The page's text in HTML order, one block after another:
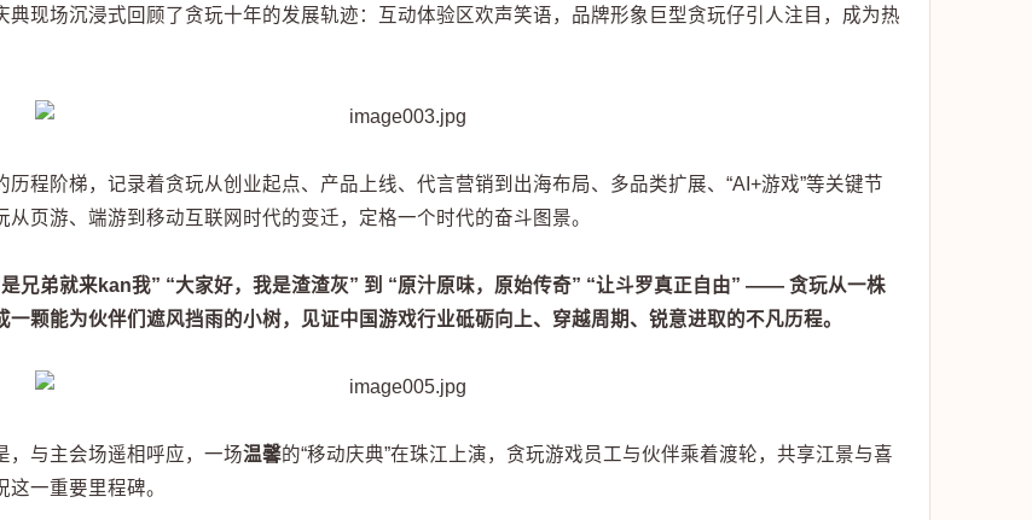
典现场沉浸式回顾了贪玩十年的发展轨迹：互动体验区欢声笑语，品牌形象巨型贪玩仔引人注目，成为热
历程阶梯，记录着贪玩从创业起点、产品上线、代言营销到出海布局、多品类扩展、“AI+游戏”等关键节
从页游、端游到移动互联网时代的变迁，定格一个时代的奋斗图景。
兄弟就来kan我” “大家好，我是渣渣灰” 到 “原汁原味，原始传奇” “让斗罗真正自由” —— 贪玩从一株
一颗能为伙伴们遮风挡雨的小树，见证中国游戏行业砥砺向上、穿越周期、锐意进取的不凡历程。
，与主会场遥相呼应，一场温馨的“移动庆典”在珠江上演，贪玩游戏员工与伙伴乘着渡轮，共享江景与喜
这一重要里程碑。